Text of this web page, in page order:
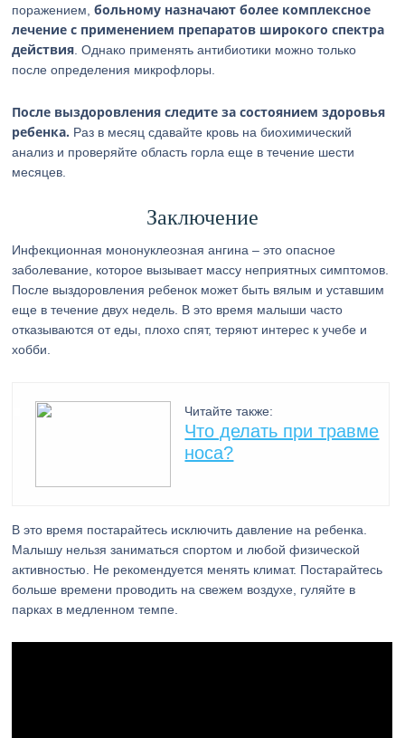
поражением,больному назначают более комплексное
лечение с применением препаратов широкого спектра
действия . Однако применять антибиотики можно только
после определения микрофлоры.
После выздоровления следите за состоянием здоровья
ребенка. Раз в месяц сдавайте кровь на биохимический
анализ и проверяйте область горла еще в течение шести
месяцев.
Заключение
Инфекционная мононуклеозная ангина – это опасное
заболевание, которое вызывает массу неприятных симптомов.
После выздоровления ребенок может быть вялым и уставшим
еще в течение двух недель. В это время малыши часто
отказываются от еды, плохо спят, теряют интерес к учебе и
хобби.
Читайте также:
Что делать при травме
носа?
В это время постарайтесь исключить давление на ребенка.
Малышу нельзя заниматься спортом и любой физической
активностью. Не рекомендуется менять климат. Постарайтесь
больше времени проводить на свежем воздухе, гуляйте в
парках в медленном темпе.